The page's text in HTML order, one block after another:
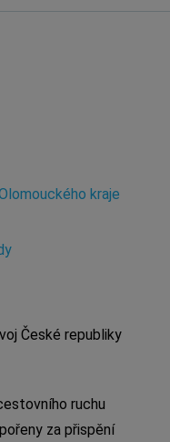
ruchu
za přispění